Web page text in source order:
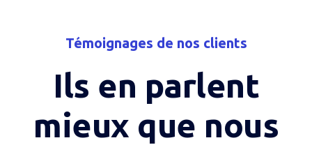
Témoignages de nos clients
Ils en parlent
mieux que nous